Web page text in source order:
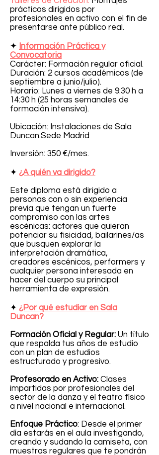
prácticos dirigidos por
profesionales en activo con el fin de
presentarse ante público real.
✦ Información Práctica y
Convocatoria
Carácter: Formación regular oficial.
Duración: 2 cursos académicos (de
septiembre a junio/julio).
Horario: Lunes a viernes de 9:30 h a
14:30 h (25 horas semanales de
formación intensiva).
Ubicación: Instalaciones de Sala
Duncan.Sede Madrid
Inversión: 350 €/mes.
✦ ¿A quién va dirigido?
Este diploma está dirigido a
personas con o sin experiencia
previa que tengan un fuerte
compromiso con las artes
escénicas: actores que quieran
potenciar su fisicidad, bailarines/as
que busquen explorar la
interpretación dramática,
creadores escénicos, performers y
cualquier persona interesada en
hacer del cuerpo su principal
herramienta de expresión.
✦ ¿Por qué estudiar en Sala
Duncan?
Formación Oficial y Regular: Un título
que respalda tus años de estudio
con un plan de estudios
estructurado y progresivo.
Profesorado en Activo: Clases
impartidas por profesionales del
sector de la danza y el teatro físico
a nivel nacional e internacional.
Enfoque Práctico: Desde el primer
día estarás en el aula investigando,
creando y sudando la camiseta, con
muestras regulares que te pondrán